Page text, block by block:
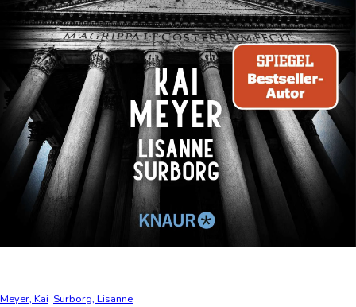
Meyer, Kai Surborg, Lisanne